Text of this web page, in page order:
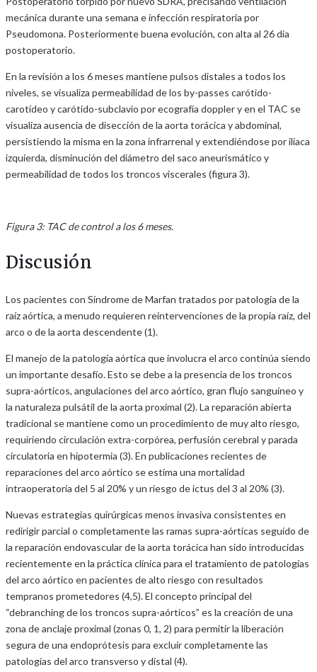
mecánica durante una semana e infección respiratoria por
Pseudomona. Posteriormente buena evolución, con alta al 26 día
postoperatorio.
En la revisión a los 6 meses mantiene pulsos distales a todos los
niveles, se visualiza permeabilidad de los by-passes carótido-
carotídeo y carótido-subclavio por ecografía doppler y en el TAC se
visualiza ausencia de disección de la aorta torácica y abdominal,
persistiendo la misma en la zona infrarrenal y extendiéndose por iliaca
izquierda, disminución del diámetro del saco aneurismático y
permeabilidad de todos los troncos viscerales (figura 3).
Figura 3: TAC de control a los 6 meses.
Discusión
Los pacientes con Síndrome de Marfan tratados por patología de la
raíz aórtica, a menudo requieren reintervenciones de la propia raíz, del
arco o de la aorta descendente (1).
El manejo de la patología aórtica que involucra el arco continúa siendo
un importante desafío. Esto se debe a la presencia de los troncos
supra-aórticos, angulaciones del arco aórtico, gran flujo sanguíneo y
la naturaleza pulsátil de la aorta proximal (2). La reparación abierta
tradicional se mantiene como un procedimiento de muy alto riesgo,
requiriendo circulación extra-corpórea, perfusión cerebral y parada
circulatoria en hipotermia (3). En publicaciones recientes de
reparaciones del arco aórtico se estima una mortalidad
intraoperatoria del 5 al 20% y un riesgo de ictus del 3 al 20% (3).
Nuevas estrategias quirúrgicas menos invasiva consistentes en
redirigir parcial o completamente las ramas supra-aórticas seguido de
la reparación endovascular de la aorta torácica han sido introducidas
recientemente en la práctica clínica para el tratamiento de patologías
del arco aórtico en pacientes de alto riesgo con resultados
tempranos prometedores (4,5). El concepto principal del
“debranching de los troncos supra-aórticos” es la creación de una
zona de anclaje proximal (zonas 0, 1, 2) para permitir la liberación
segura de una endoprótesis para excluír completamente las
patologías del arco transverso y distal (4).